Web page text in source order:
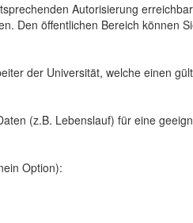
Autorisierung
Den öffentlichen Bereich können
der Universität, welche einen
(z.B. Lebenslauf) für eine
Option):